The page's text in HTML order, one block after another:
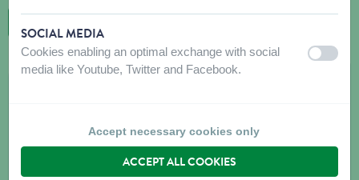
BERLAAR-HEIKANT
SOCIAL MEDIA
Cookies enabling an optimal exchange with social
media like Youtube, Twitter and Facebook.
off on
Accept necessary cookies only
ACCEPT ALL COOKIES